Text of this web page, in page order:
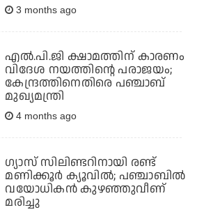
3 months ago
എല്‍.പി.ജി ക്ഷാമത്തിന് കാരണം
വിദേശ നയത്തിന്റെ പരാജയം;
കേന്ദ്രത്തിനെതിരെ പഞ്ചാബ്
മുഖ്യമന്ത്രി
4 months ago
ഗ്യാസ് സിലിണ്ടറിനായി രണ്ട്
മണിക്കൂര്‍ ക്യൂവില്‍; പഞ്ചാബില്‍
വയോധികന്‍ കുഴഞ്ഞുവീണ്
മരിച്ചു